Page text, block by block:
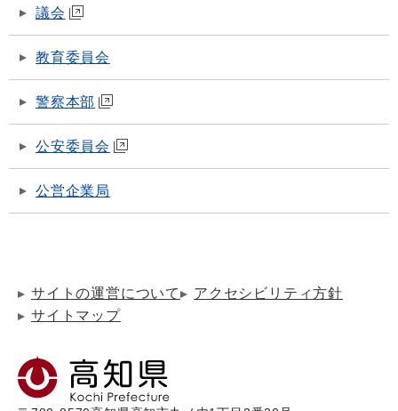
議会
教育委員会
警察本部
公安委員会
公営企業局
サイトの運営について
アクセシビリティ方針
サイトマップ